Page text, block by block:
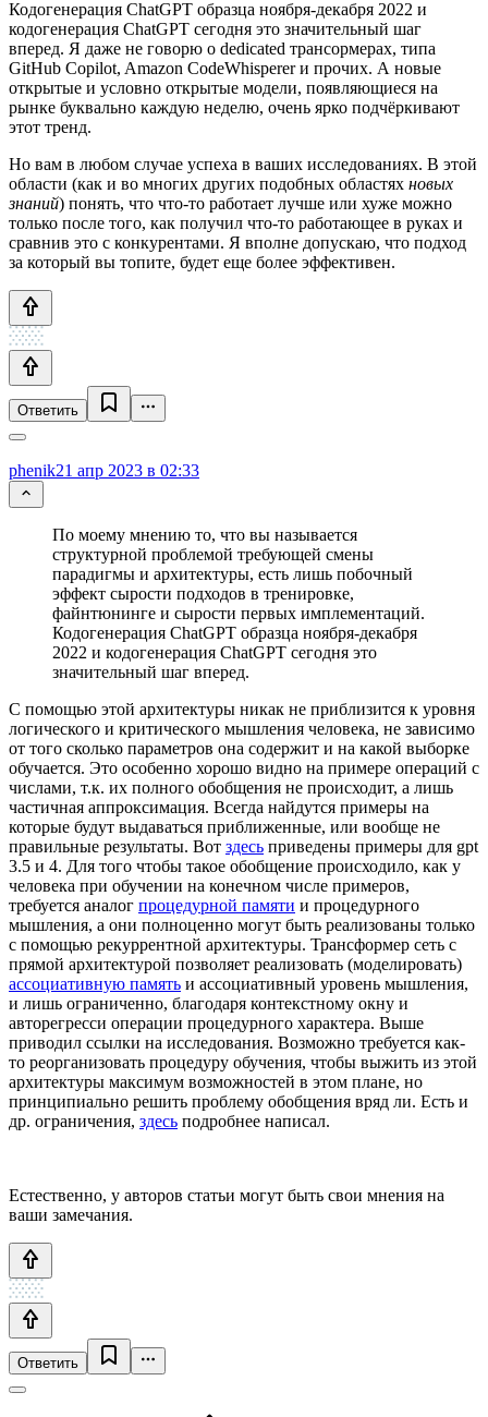
Кодогенерация ChatGPT образца ноября-декабря 2022 и
кодогенерация ChatGPT сегодня это значительный шаг
вперед. Я даже не говорю о dedicated трансормерах, типа
GitHub Copilot, Amazon CodeWhisperer и прочих. А новые
открытые и условно открытые модели, появляющиеся на
рынке буквально каждую неделю, очень ярко подчёркивают
этот тренд.
Но вам в любом случае успеха в ваших исследованиях. В этой
области (как и во многих других подобных областях новых
знаний) понять, что что-то работает лучше или хуже можно
только после того, как получил что-то работающее в руках и
сравнив это с конкурентами. Я вполне допускаю, что подход
за который вы топите, будет еще более эффективен.
Ответить
phenik21 апр 2023 в 02:33
По моему мнению то, что вы называется
структурной проблемой требующей смены
парадигмы и архитектуры, есть лишь побочный
эффект сырости подходов в тренировке,
файнтюнинге и сырости первых имплементаций.
Кодогенерация ChatGPT образца ноября-декабря
2022 и кодогенерация ChatGPT сегодня это
значительный шаг вперед.
С помощью этой архитектуры никак не приблизится к уровня
логического и критического мышления человека, не зависимо
от того сколько параметров она содержит и на какой выборке
обучается. Это особенно хорошо видно на примере операций с
числами, т.к. их полного обобщения не происходит, а лишь
частичная аппроксимация. Всегда найдутся примеры на
которые будут выдаваться приближенные, или вообще не
правильные результаты. Вот здесь приведены примеры для gpt
3.5 и 4. Для того чтобы такое обобщение происходило, как у
человека при обучении на конечном числе примеров,
требуется аналог процедурной памяти и процедурного
мышления, а они полноценно могут быть реализованы только
с помощью рекуррентной архитектуры. Трансформер сеть с
прямой архитектурой позволяет реализовать (моделировать)
ассоциативную память и ассоциативный уровень мышления,
и лишь ограниченно, благодаря контекстному окну и
авторегресси операции процедурного характера. Выше
приводил ссылки на исследования. Возможно требуется как-
то реорганизовать процедуру обучения, чтобы выжить из этой
архитектуры максимум возможностей в этом плане, но
принципиально решить проблему обобщения вряд ли. Есть и
др. ограничения, здесь подробнее написал.
Естественно, у авторов статьи могут быть свои мнения на
ваши замечания.
Ответить